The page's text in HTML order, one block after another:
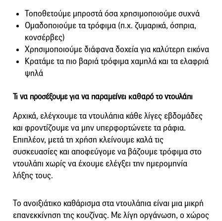
Τοποθετούμε μπροστά όσα χρησιμοποιούμε συχνά
Ομαδοποιούμε τα τρόφιμα (π.χ. ζυμαρικά, όσπρια,
κονσέρβες)
Χρησιμοποιούμε διάφανα δοχεία για καλύτερη εικόνα
Κρατάμε τα πιο βαριά τρόφιμα χαμηλά και τα ελαφριά
ψηλά
Τι να προσέξουμε για να παραμείνει καθαρό το ντουλάπι
Αρχικά, ελέγχουμε τα ντουλάπια κάθε λίγες εβδομάδες
και φροντίζουμε να μην υπερφορτώνετε τα ράφια.
Επιπλέον, μετά τη χρήση κλείνουμε καλά τις
συσκευασίες και αποφεύγομε να βάζουμε τρόφιμα στο
ντουλάπι χωρίς να έχουμε ελέγξει την ημερομηνία
λήξης τους.
Το ανοιξιάτικο καθάρισμα στα ντουλάπια είναι μια μικρή
επανεκκίνηση της κουζίνας. Με λίγη οργάνωση, ο χώρος